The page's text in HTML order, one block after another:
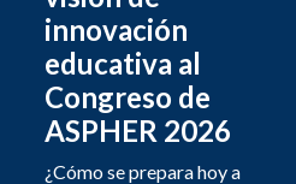
innovación
educativa al
Congreso de
ASPHER 2026
¿Cómo se prepara hoy a